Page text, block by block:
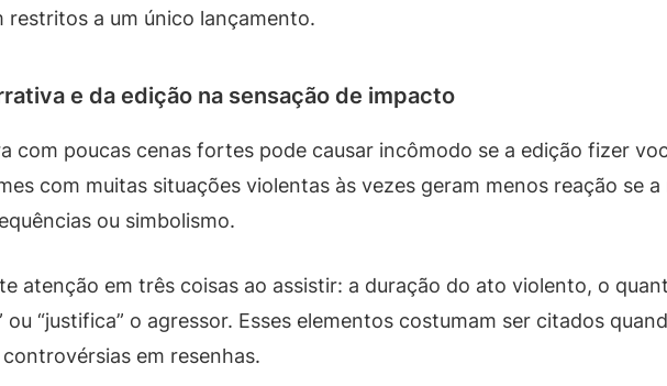
restritos a um único lançamento.
e da edição na sensação de impacto
com poucas cenas fortes pode causar incômodo se a edição fizer
com muitas situações violentas às vezes geram menos reação se
ou simbolismo.
atenção em três coisas ao assistir: a duração do ato violento, o
ou “justifica” o agressor. Esses elementos costumam ser citados
em resenhas.